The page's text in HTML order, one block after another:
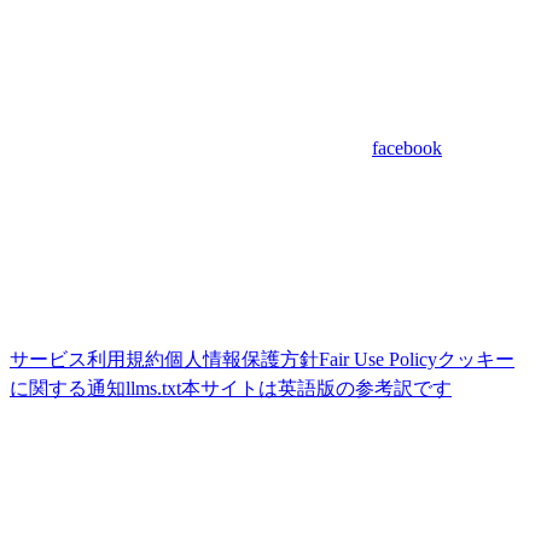
facebook
サービス利用規約個人情報保護方針Fair Use Policyクッキー
に関する通知llms.txt本サイトは英語版の参考訳です